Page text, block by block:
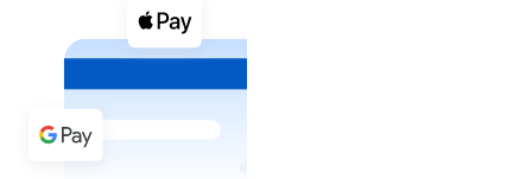
Buoni cripto
Acquista criptovalute in contanti e altri mezzi di
Acquista con contanti
Bonifico SEPA